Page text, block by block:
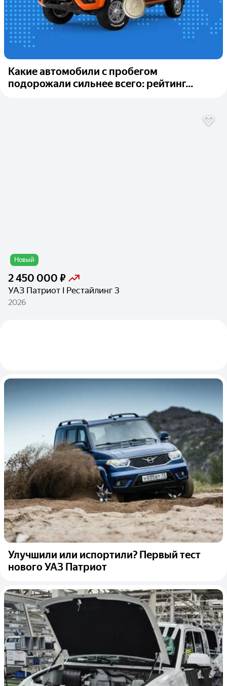
Какие автомобили с пробегом
подорожали сильнее всего: рейтинг...
Новый
2 450 000 ₽
УАЗ Патриот I Рестайлинг 3
2026
Улучшили или испортили? Первый тест
нового УАЗ Патриот